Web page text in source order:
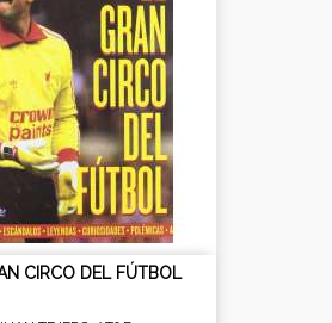
CIRCO DEL FÚTBOL